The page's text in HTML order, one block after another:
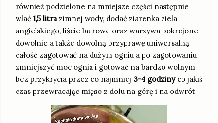
również podzielone na mniejsze części następnie
wlać 1,5 litra zimnej wody, dodać ziarenka ziela
angielskiego, liście laurowe oraz warzywa pokrojone
dowolnie a także dowolną przyprawę uniwersalną
całość zagotować na dużym ogniu a po zagotowaniu
zmniejszyć moc ognia i gotować na bardzo wolnym
bez przykrycia przez co najmniej 3-4 godziny co jakiś
czas przewracając mięso z dołu na górę i na odwrót